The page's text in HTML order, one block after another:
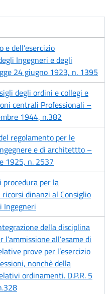
dell’esercizio
Ingegneri e degli
24 giugno 1923, n. 1395
degli ordini e collegi e
centrali Professionali –
1944, n.382
regolamento per le
e di architettto –
1925, n. 2537
procedura per la
dinanzi al Consiglio
Ingegneri
della disciplina
all’esame di
prove per l’esercizio
nonchè della
ordinamenti. D.P.R. 5